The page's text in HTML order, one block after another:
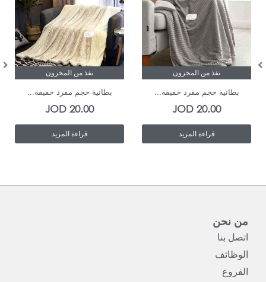
نفذ من المخزون
بطانية حجم مفرد خفيفة...
20.00
JOD
قراءة المزيد
نفذ من المخزون
بطانية حجم مفرد خفيفة...
20.00
JOD
قراءة المزيد
من نحن
اتصل بنا
الوظائف
الفروع